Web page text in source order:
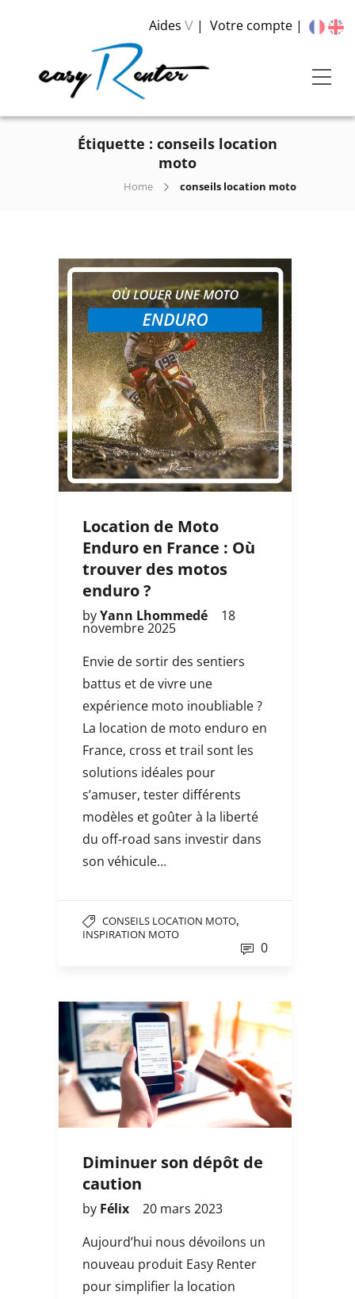
Aides V Votre compte
Étiquette : conseils location
moto
Home conseils location moto
Location de Moto
Enduro en France : Où
trouver des motos
enduro ?
byYann Lhommedé 18
novembre 2025
Envie de sortir des sentiers
battus et de vivre une
expérience moto inoubliable ?
La location de moto enduro en
France, cross et trail sont les
solutions idéales pour
s’amuser, tester différents
modèles et goûter à la liberté
du off-road sans investir dans
son véhicule…
CONSEILS LOCATION MOTO,
INSPIRATION MOTO
0
Diminuer son dépôt de
caution
by Félix
20 mars 2023
Aujourd’hui nous dévoilons un
nouveau produit Easy Renter
pour simplifier la location